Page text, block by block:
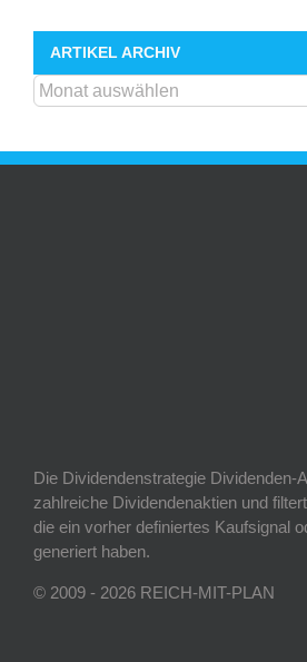
ARTIKEL ARCHIV
ARTIKEL
ARCHIV
Die Dividendenstrategie Dividenden-
zahlreiche Dividendenaktien und
die ein vorher definiertes Kaufsignal
generiert haben.
© 2009 - 2026 REICH-MIT-PLAN